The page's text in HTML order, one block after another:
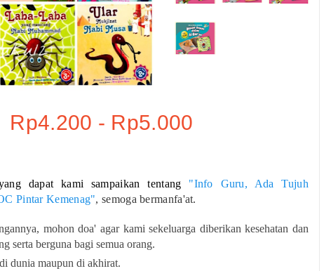
Rp4.200 - Rp5.000
dapat kami sampaikan tentang
"Info Guru, Ada Tujuh
Pintar Kemenag", semoga bermanfa'at.
mohon doa' agar kami sekeluarga diberikan kesehatan dan
serta berguna bagi semua orang.
dunia maupun di akhirat.